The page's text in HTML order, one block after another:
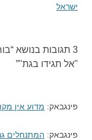
בפוסטים
ישראל
3 תגובות בנושא “
"אל תגידו בגת"”
פינגבאק: מדוע אין
פינגבאק: המתנחלים